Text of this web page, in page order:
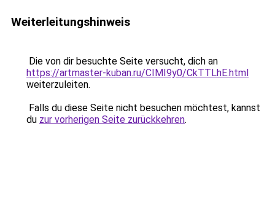
Weiterleitungshinweis
Die von dir besuchte Seite versucht, dich an
https://artmaster-kuban.ru/CIMI9y0/CkTTLhE.html
weiterzuleiten.
Falls du diese Seite nicht besuchen möchtest, kannst
du zur vorherigen Seite zurückkehren.